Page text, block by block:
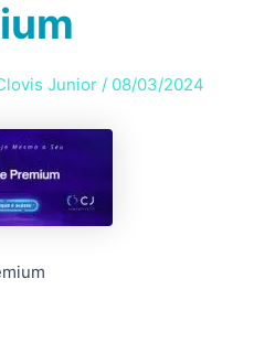
Junior / 08/03/2024